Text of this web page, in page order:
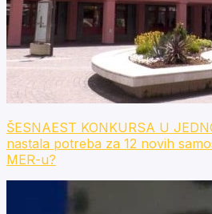
ŠESNAEST KONKURSA U
nastala potreba za 12 novih
MER-u?